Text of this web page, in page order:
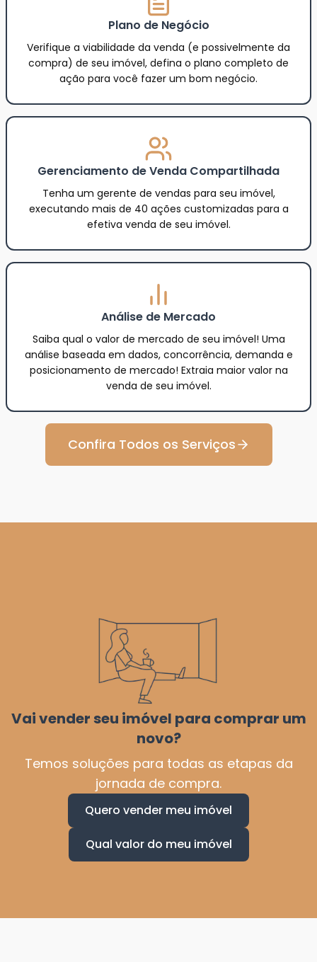
Plano de Negócio
Verifique a viabilidade da venda (e possivelmente da
compra) de seu imóvel, defina o plano completo de
ação para você fazer um bom negócio.
Gerenciamento de Venda Compartilhada
Tenha um gerente de vendas para seu imóvel,
executando mais de 40 ações customizadas para a
efetiva venda de seu imóvel.
Análise de Mercado
Saiba qual o valor de mercado de seu imóvel! Uma
análise baseada em dados, concorrência, demanda e
posicionamento de mercado! Extraia maior valor na
venda de seu imóvel.
Confira Todos os Serviços
Vai vender seu imóvel para comprar um
novo?
Temos soluções para todas as etapas da
jornada de compra.
Quero vender meu imóvel
Qual valor do meu imóvel